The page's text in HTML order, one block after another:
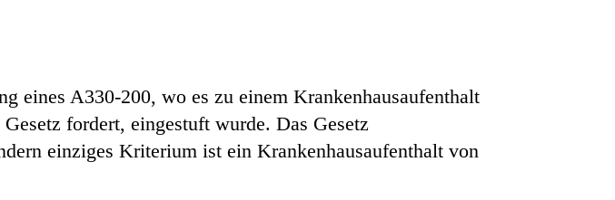
eines A330-200, wo es zu einem Krankenhausaufenthalt
fordert, eingestuft wurde. Das Gesetz
einziges Kriterium ist ein Krankenhausaufenthalt von